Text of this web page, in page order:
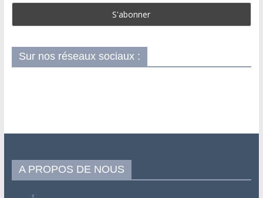
Sur nos réseaux sociaux :
A PROPOS DE NOUS